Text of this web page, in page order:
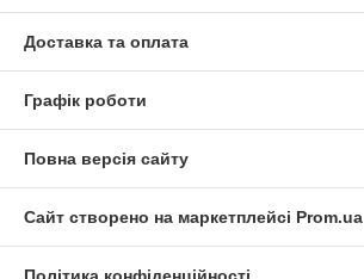
Доставка та оплата
Графік роботи
Повна версія сайту
Сайт створено на маркетплейсі Prom.ua